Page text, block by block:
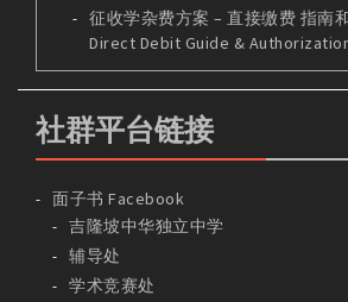
征收学杂费方案 – 直接缴费 指南
Direct Debit Guide &
社群平台链接
面子书 Facebook
吉隆坡中华独立中学
辅导处
学术竞赛处